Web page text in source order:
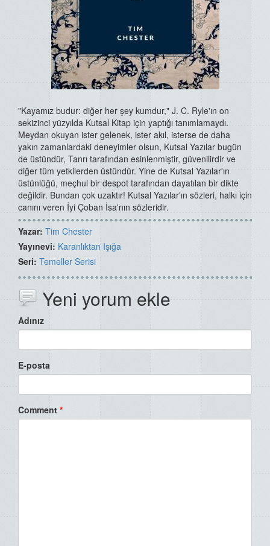
"Kayamız budur: diğer her şey kumdur," J. C. Ryle'ın on
sekizinci yüzyılda Kutsal Kitap için yaptığı tanımlamaydı.
Meydan okuyan ister gelenek, ister akıl, isterse de daha
yakın zamanlardaki deneyimler olsun, Kutsal Yazılar bugün
de üstündür, Tanrı tarafından esinlenmiştir, güvenilirdir ve
diğer tüm yetkilerden üstündür. Yine de Kutsal Yazılar'ın
üstünlüğü, meçhul bir despot tarafından dayatılan bir dikte
değildir. Bundan çok uzaktır! Kutsal Yazılar'ın sözleri, halkı için
canını veren İyi Çoban İsa'nın sözleridir.
Yazar: Tim Chester
Yayınevi: Karanlıktan Işığa
Seri: Temeller Serisi
Yeni yorum ekle
Adınız
E-posta
Comment *